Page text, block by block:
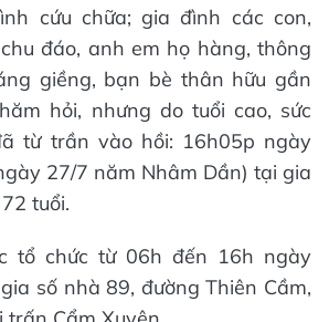
cứu chữa; gia đình các con,
đáo, anh em họ hàng, thông
giềng, bạn bè thân hữu gần
hỏi, nhưng do tuổi cao, sức
từ trần vào hồi: 16h05p ngày
27/7 năm Nhâm Dần) tại gia
tuổi.
tổ chức từ 06h đến 16h ngày
số nhà 89, đường Thiên Cầm,